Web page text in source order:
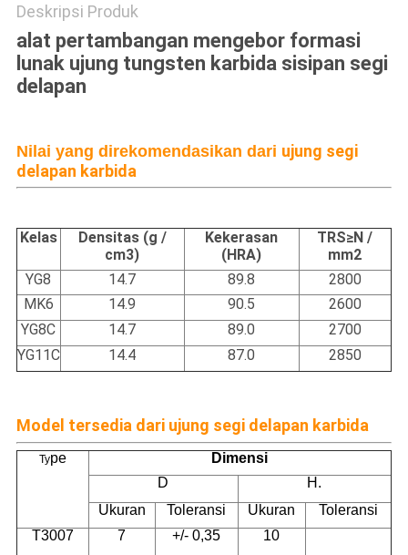
Deskripsi Produk
alat pertambangan mengebor formasi
lunak ujung tungsten karbida sisipan segi
delapan
Nilai yang direkomendasikan dari ujung segi
delapan karbida
Kelas
Densitas (g /
cm3)
Kekerasan
(HRA)
TRS≥N /
mm2
YG8
14.7 89.8
2800
MK6
14.9 90.5
2600
YG8C
14.7 89.0
2700
YG11C
14.4 87.0 2850
Model tersedia dari ujung segi delapan karbida
Type
Dimensi
D
H.
Ukuran
Toleransi Ukuran
Toleransi
T3007
7 +/- 0,35
10